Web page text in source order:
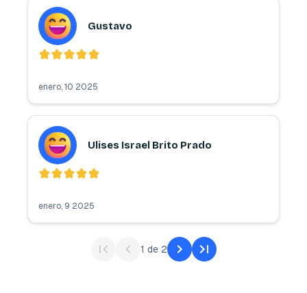
Gustavo
enero, 10 2025
Ulises Israel Brito Prado
enero, 9 2025
1 de 2